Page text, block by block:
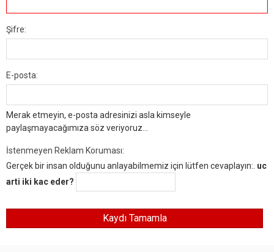
Şifre:
E-posta:
Merak etmeyin, e-posta adresinizi asla kimseyle
paylaşmayacağımıza söz veriyoruz...
İstenmeyen Reklam Koruması:
Gerçek bir insan olduğunu anlayabilmemiz için lütfen cevaplayın:. uc
arti iki kac eder?